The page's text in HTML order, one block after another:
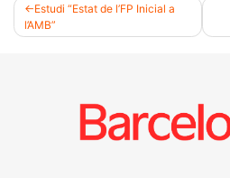
Navegació
Estudi “Estat de l’FP Inicial a
l’AMB”